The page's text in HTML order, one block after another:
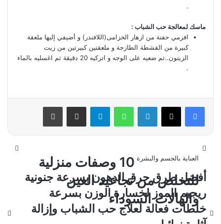
.
ماسك لمعالجة حب الشباب :
افرمي حفنة من ازهار الخزامى(اللافندر) و أضيفي إليها ملعقة
كبيرة من القشطة الطازجة و ملعقتين كبيرتين من زيت
الزيتون..ثم ضعيه على الوجه و اتركيه 20 دقيقة ثم اغسليه بالماء
.
فيسبوك لينكدإن واتساب
العناية بالجسم والبشرة خلطات فعالة لعلاج
حب الشباب وإزالة آثارة نهائيا
العناية بالجسم والبشرة
10 وصفات منزلية
للتخلص من تجاعيد العين
والهالات السوداء
العناية بالجسم والبشرة ما هى فوائد صابونة
الليمون لتفتيح وتبييض البشرة
العناية بالشعر خبيرة تجميل تقدم أفضل
خلطات زيت الزيتون لتطويل
الشعر
صحتك اليوم طريقة تنعيم الشعر
المجعد
صحتك اليوم أفضل صابونة للبشرة
الجافة
صحتك اليوم أسماء أولاد جديدة 2019العناية بالجسم والبشرة وصفات طبيعية
لغسول المناطق الحساسة
اخبار صحية أفضل طرق حرق الدهون
بسرعة جنونية
صحتك اليوم ريجيم الموز لخسارة
الوزن بسرعة
أفضل طرق حرق الدهون بسرعة جنونية
ريجيم الموز لخسارة الوزن بسرعة
خلطات فعالة لعلاج حب الشباب وإزالة